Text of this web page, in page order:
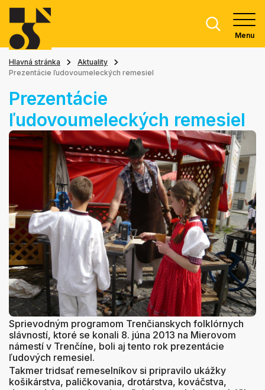
Menu
Hlavná stránka
Aktuality
Prezentácie ľudovoumeleckých remesiel
Prezentácie
ľudovoumeleckých remesiel
Sprievodným programom Trenčianskych folklórnych
slávností, ktoré se konali 8. júna 2013 na Mierovom
námestí v Trenčíne, boli aj tento rok prezentácie
ľudových remesiel.
Takmer tridsať remeselníkov si pripravilo ukážky
košikárstva, paličkovania, drotárstva, kováčstva,